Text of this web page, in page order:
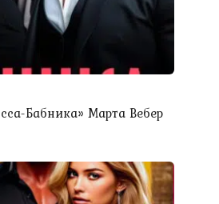
Бабника» Марта Вебер